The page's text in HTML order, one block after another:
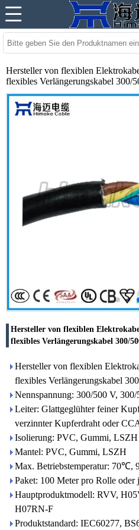
Hersteller von flexiblen
flexibles Verlängerungskabel 300/
Hersteller von flexiblen
flexibles Verlängerungskabel 300/
Hersteller von flexiblen
flexibles Verlängerungskabel
Nennspannung: 300/500 V,
Leiter: Glattgeglühter feiner
verzinnter Kupferdraht oder
Isolierung: PVC, Gummi, LSZH
Mantel: PVC, Gummi, LSZH
Max. Betriebstemperatur:
Paket: 100 Meter pro Rolle oder
Hauptproduktmodell: RVV,
H07RN-F
Produktstandard: IEC60277,